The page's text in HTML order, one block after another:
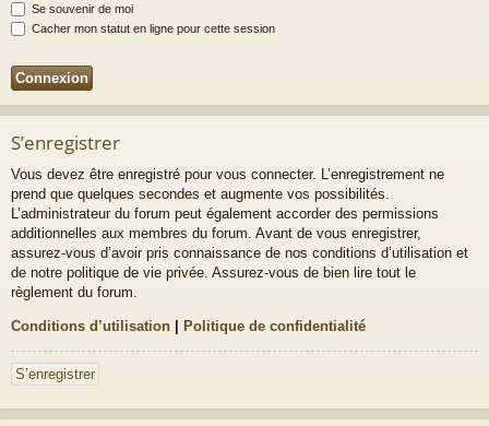
Se souvenir de moi
Cacher mon statut en ligne pour cette session
S’enregistrer
Vous devez être enregistré pour vous connecter. L’enregistrement ne
prend que quelques secondes et augmente vos possibilités.
L’administrateur du forum peut également accorder des permissions
additionnelles aux membres du forum. Avant de vous enregistrer,
assurez-vous d’avoir pris connaissance de nos conditions d’utilisation et
de notre politique de vie privée. Assurez-vous de bien lire tout le
règlement du forum.
Conditions d’utilisation | Politique de confidentialité
S’enregistrer